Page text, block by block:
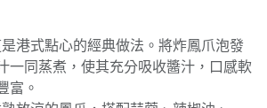
是港式點心的經典做法。將炸鳳爪泡發
一同蒸煮，使其充分吸收醬汁，口感軟
富。